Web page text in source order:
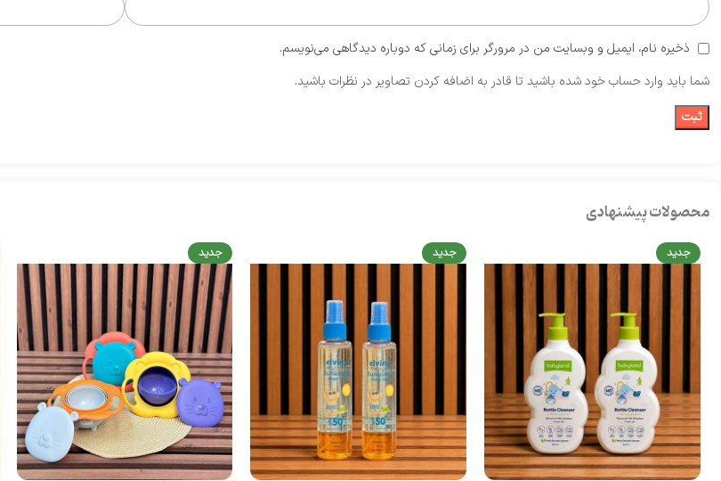
ذخیره نام، ایمیل و وبسایت من در مرورگر برای زمانی که دوباره دیدگاهی می‌نویسم.
شما باید وارد حساب خود شده باشید تا قادر به اضافه کردن تصاویر در نظرات باشید.
محصولات پیشنهادی
جدید جدید جدید